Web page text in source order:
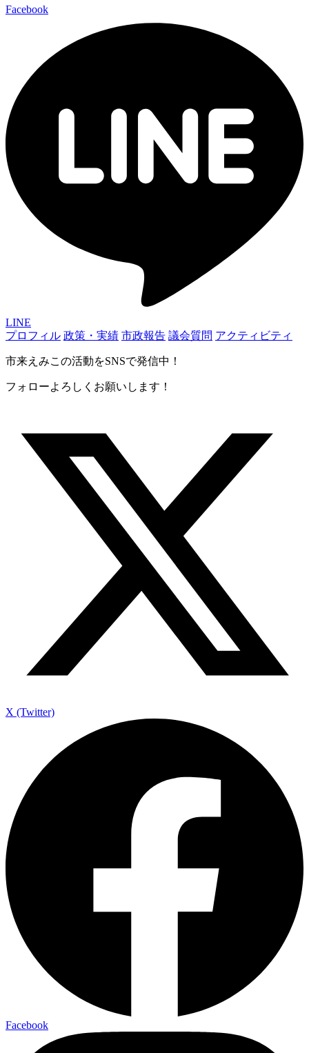
Facebook
LINE
プロフィル 政策・実績 市政報告 議会質問 アクティビティ
市来えみこの活動をSNSで発信中！
フォローよろしくお願いします！
X (Twitter)
Facebook